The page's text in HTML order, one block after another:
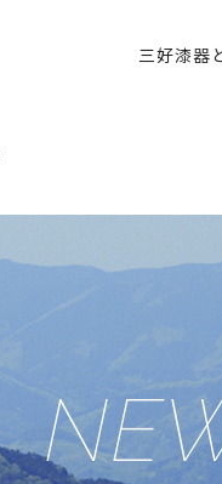
三好漆器